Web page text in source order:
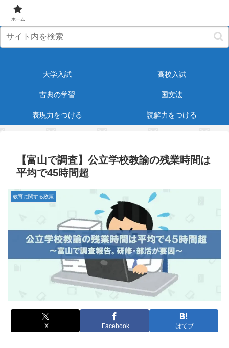
大学入試 高校入試
古典の学習 国文法
表現力をつける 読解力をつける
【富山で調査】公立学校教諭の残業時間は
平均で45時間超
教育に関する政策
X Facebook はてブ
ホーム